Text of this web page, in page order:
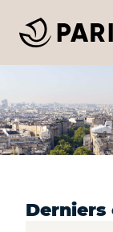
Derniers